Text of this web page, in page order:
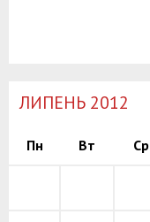
ЛИПЕНЬ 2012
Пн Вт Ср